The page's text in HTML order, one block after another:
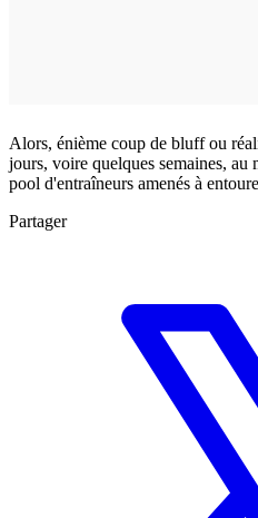
Alors, énième coup de bluff ou
jours, voire quelques semaines,
pool d'entraîneurs amenés à
Partager